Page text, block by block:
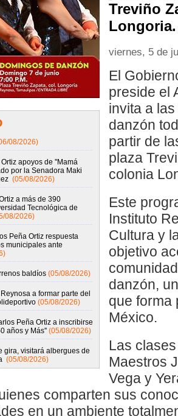
08/2026)
apoyos de ''Mamá
por la Senadora Maki
(05/08/2026)
a más de 390
Tecnológica de
08/2026)
Peña Ortiz respuesta
municipales ante
baldíos (05/08/2026)
a formar parte del
(05/08/2026)
Peña Ortiz a inscribirse
años y Más'' (05/08/2026)
gira, visitará albergues de
(05/08/2026)
Treviño
Longoria.
viernes, 5 de
El
preside el
invita a
danzón
partir de
plaza
colonia
Este
Instituto
Cultura y
objetivo
danzón,
que forma
México.
Las
Maestros
Vega y
comparten sus
en un ambiente